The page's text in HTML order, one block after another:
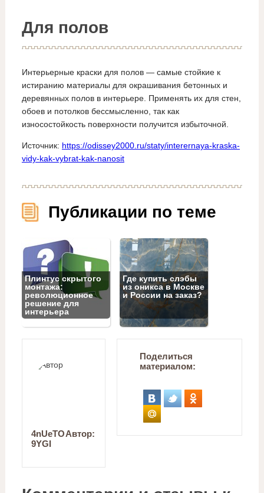
Для полов
Интерьерные краски для полов — самые стойкие к
истиранию материалы для окрашивания бетонных и
деревянных полов в интерьере. Применять их для стен,
обоев и потолков бессмысленно, так как
износостойкость поверхности получится избыточной.
Источник: https://odissey2000.ru/staty/interernaya-kraska-
vidy-kak-vybrat-kak-nanosit
Публикации по теме
Плинтус скрытого
монтажа:
революционное
решение для
интерьера
Где купить слэбы
из оникса в Москве
и России на заказ?
Автор:
4nUeTO
9YGI
Поделиться
материалом: